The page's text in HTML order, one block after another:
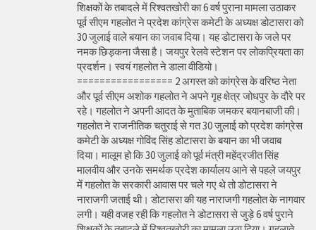
शिक्षकों के तबादले में रिश्वतखोरी का 6 वर्ष पुराना मामला उठाकर
पूर्व सीएम गहलोत ने प्रदेश कांग्रेस कमेटी के अध्यक्ष डोटासरा को
30 जुलाई वाले बयान का जवाब दिया। यह डोटासरा के जले पर
नमक छिड़कना जैसा है। जयपुर रेलवे स्टेशन पर लोकप्रियता का
प्रदर्शन। स्वयं गहलोत ने डाला वीडियो।
================= 2 अगस्त को कांग्रेस के वरिष्ठ नेता
और पूर्व सीएम अशोक गहलोत ने अपने गृह क्षेत्र जोधपुर के दौरे पर
रहे। गहलोत ने अपनी आदत के मुताबिक जमकर बयानबाजी की।
गहलोत ने राजनीतिक चतुराई से गत 30 जुलाई को प्रदेश कांग्रेस
कमेटी के अध्यक्ष गोविंद सिंह डोटासरा के बयान का भी जवाब
दिया। मालूम हो कि 30 जुलाई को पूर्व मंत्री महेंद्रजीत सिंह
मालवीय और उनके समर्थक प्रदेश कार्यालय आने से पहले जयपुर
में गहलोत के सरकारी आवास पर चले गए थे तो डोटासरा ने
नाराजगी जताई थी। डोटासरा की यह नाराजगी गहलोत के नागवार
लगी। यही वजह रही कि गहलोत ने डोटासरा से जुड़े 6 वर्ष पुराने